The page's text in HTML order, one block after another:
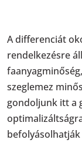
A differenciát
rendelkezésre
szeglemez
gondoljunk itt a